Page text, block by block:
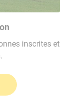
inscrites et